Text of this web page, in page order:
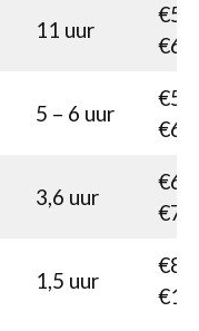
11 uur
5 – 6 uur
3,6 uur
1,5 uur